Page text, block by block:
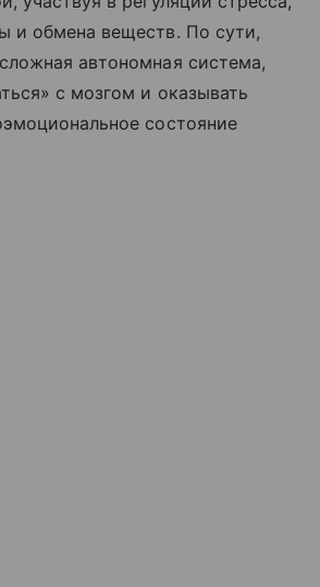
и обмена веществ. По сути,
автономная система,
с мозгом и оказывать
состояние